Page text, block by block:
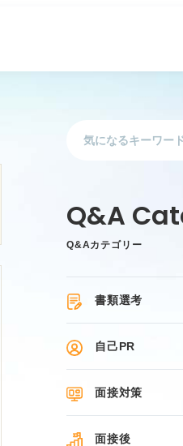
Q&Aカテゴリー
書類選考
自己PR
面接対策
面接後